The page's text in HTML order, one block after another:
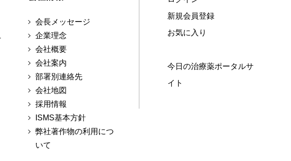
会長メッセージ
企業理念
会社概要
会社案内
部署別連絡先
会社地図
採用情報
ISMS基本方針
弊社著作物の利用につ
いて
新規会員登録
お気に入り
今日の治療薬ポータルサ
イト